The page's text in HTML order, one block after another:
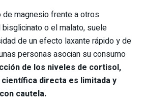
magnesio frente a otros
o el malato, suele
de un efecto laxante rápido y de
personas asocian su consumo
de los niveles de cortisol,
directa es limitada y
cautela.